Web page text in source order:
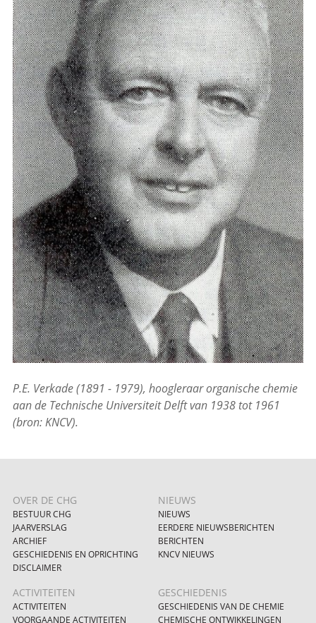
P.E. Verkade (1891 - 1979), hoogleraar organische chemie
aan de Technische Universiteit Delft van 1938 tot 1961
(bron: KNCV).
OVER DE CHG
BESTUUR CHG
JAARVERSLAG
ARCHIEF
GESCHIEDENIS EN OPRICHTING
DISCLAIMER
NIEUWS
NIEUWS
EERDERE NIEUWSBERICHTEN
BERICHTEN
KNCV NIEUWS
ACTIVITEITEN
ACTIVITEITEN
VOORGAANDE ACTIVITEITEN
GESCHIEDENIS
GESCHIEDENIS VAN DE CHEMIE
CHEMISCHE ONTWIKKELINGEN